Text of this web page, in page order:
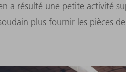
a résulté une petite activité
plus fournir les pièces